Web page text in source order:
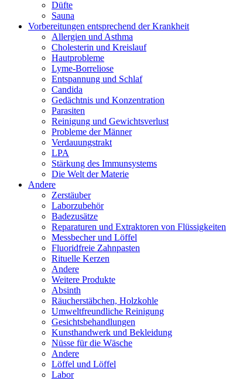
Düfte
Sauna
Vorbereitungen entsprechend der Krankheit
Allergien und Asthma
Cholesterin und Kreislauf
Hautprobleme
Lyme-Borreliose
Entspannung und Schlaf
Candida
Gedächtnis und Konzentration
Parasiten
Reinigung und Gewichtsverlust
Probleme der Männer
Verdauungstrakt
LPA
Stärkung des Immunsystems
Die Welt der Materie
Andere
Zerstäuber
Laborzubehör
Badezusätze
Reparaturen und Extraktoren von Flüssigkeiten
Messbecher und Löffel
Fluoridfreie Zahnpasten
Rituelle Kerzen
Andere
Weitere Produkte
Absinth
Räucherstäbchen, Holzkohle
Umweltfreundliche Reinigung
Gesichtsbehandlungen
Kunsthandwerk und Bekleidung
Nüsse für die Wäsche
Andere
Löffel und Löffel
Labor